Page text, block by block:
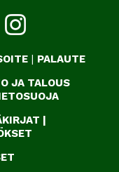
| PALAUTE
JA TALOUS
|